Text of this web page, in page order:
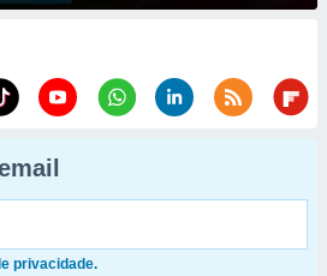
privacidade.